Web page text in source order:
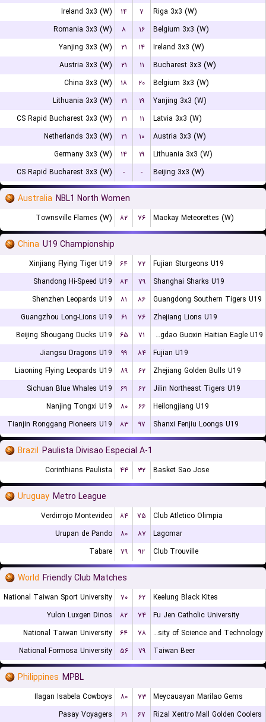
Ireland 3x3 (W)
۱۴ ۷
Riga 3x3 (W)
Romania 3x3 (W)
۸ ۱۶
Belgium 3x3 (W)
Yanjing 3x3 (W)
۲۱ ۱۴
Ireland 3x3 (W)
Austria 3x3 (W)
۲۱ ۱۱
Bucharest 3x3 (W)
China 3x3 (W)
۱۸ ۲۰
Belgium 3x3 (W)
Lithuania 3x3 (W)
۲۱ ۱۹
Yanjing 3x3 (W)
CS Rapid Bucharest 3x3 (W)
۲۱ ۱۱
Latvia 3x3 (W)
Netherlands 3x3 (W)
۲۱ ۱۰
Austria 3x3 (W)
Germany 3x3 (W)
۱۴ ۱۹
Lithuania 3x3 (W)
CS Rapid Bucharest 3x3 (W)
- - Beijing 3x3 (W)
Australia NBL1 North Women
Townsville Flames (W) ۸۲ ۷۶ Mackay Meteorettes (W)
China U19 Championship
Xinjiang Flying Tiger U19 ۶۴ ۷۲
Fujian Sturgeons U19
Shandong Hi-Speed U19
۸۴ ۷۹
Shanghai Sharks U19
Shenzhen Leopards U19
۸۱ ۸۶
Guangdong Southern Tigers U19
Guangzhou Long-Lions U19
۶۱ ۷۶
Zhejiang Lions U19
Beijing Shougang Ducks U19
۶۵ ۷۱
Qingdao Guoxin Haitian Eagle U19
Jiangsu Dragons U19
۹۹ ۸۴
Fujian U19
Liaoning Flying Leopards U19
۸۹ ۶۲
Zhejiang Golden Bulls U19
Sichuan Blue Whales U19
۶۹ ۶۲
Jilin Northeast Tigers U19
Nanjing Tongxi U19
۸۰ ۶۶
Heilongjiang U19
Tianjin Ronggang Pioneers U19
۸۳ ۹۷ Shanxi Fenjiu Loongs U19
Brazil Paulista Divisao Especial A-1
Corinthians Paulista ۴۴ ۳۲ Basket Sao Jose
Uruguay Metro League
Verdirrojo Montevideo ۸۴ ۷۵
Club Atletico Olimpia
Urupan de Pando
۸۰ ۸۷
Lagomar
Tabare
۷۹ ۹۲ Club Trouville
World Friendly Club Matches
National Taiwan Sport University ۷۰ ۶۲
Keelung Black Kites
Yulon Luxgen Dinos
۸۲ ۷۴
Fu Jen Catholic University
National Taiwan University
۶۴ ۷۸
Chien Hsin University of Science and Technology
National Formosa University
۵۶ ۷۹ Taiwan Beer
Philippines MPBL
Ilagan Isabela Cowboys ۸۰ ۷۳
Meycauayan Marilao Gems
Pasay Voyagers
۶۱ ۶۷ Rizal Xentro Mall Golden Coolers